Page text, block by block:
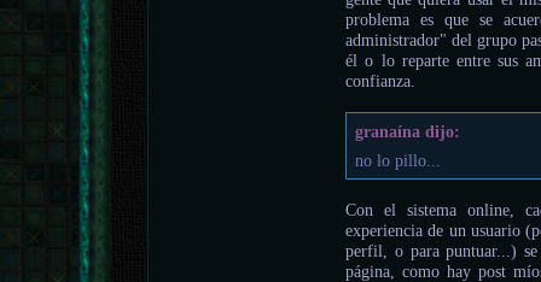
problema es que se
administrador" del grupo
él o lo reparte entre sus
confianza.
granaína dijo:
no lo pillo...
Con el sistema online,
experiencia de un usuario
perfil, o para puntuar...)
página, como hay post